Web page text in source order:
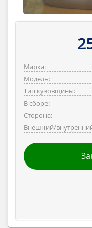
Марка:
Модель:
Тип кузовщины:
В сборе:
Сторона:
Внешний/